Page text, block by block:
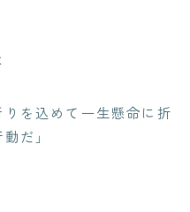
りを込めて一生懸命に折
だ」